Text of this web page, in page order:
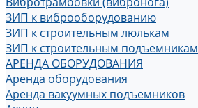
ЗИП к виброоборудованию
ЗИП к строительным люлькам
ЗИП к строительным подъемникам
АРЕНДА ОБОРУДОВАНИЯ
Аренда оборудования
Аренда вакуумных подъемников